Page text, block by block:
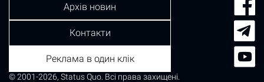
© 2001-2026, Status Quo. Всі права захищені.
Архів новин
Контакти
Реклама в один клік